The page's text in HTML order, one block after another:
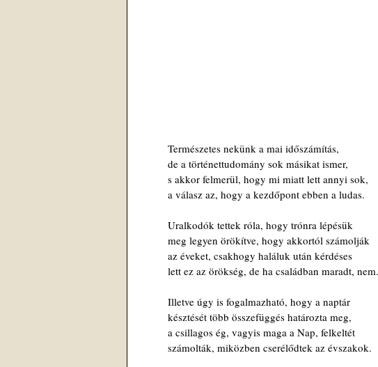
Természetes nekünk a mai időszámítás,
de a történettudomány sok másikat ismer,
s akkor felmerül, hogy mi miatt lett annyi sok,
a válasz az, hogy a kezdőpont ebben a ludas.
Uralkodók tettek róla, hogy trónra lépésük
meg legyen örökítve, hogy akkortól számolják
az éveket, csakhogy haláluk után kérdéses
lett ez az örökség, de ha családban maradt, nem.
Illetve úgy is fogalmazható, hogy a naptár
késztését több összefüggés határozta meg,
a csillagos ég, vagyis maga a Nap, felkeltét
számolták, miközben cserélődtek az évszakok.